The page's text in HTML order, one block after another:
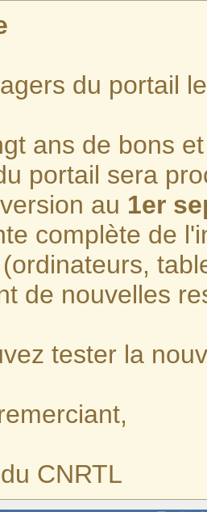
du portail
ans de bons
portail sera
au 1er
complète de
de nouvelles
tester la
CNRTL